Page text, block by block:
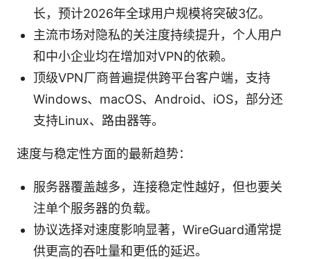
长，预计2026年全球用户规模将突破3亿。
主流市场对隐私的关注度持续提升，个人用户
和中小企业均在增加对VPN的依赖。
顶级VPN厂商普遍提供跨平台客户端，支持
Windows、macOS、Android、iOS，部分还
支持Linux、路由器等。
速度与稳定性方面的最新趋势：
服务器覆盖越多，连接稳定性越好，但也要关
注单个服务器的负载。
协议选择对速度影响显著，WireGuard通常提
供更高的吞吐量和更低的延迟。